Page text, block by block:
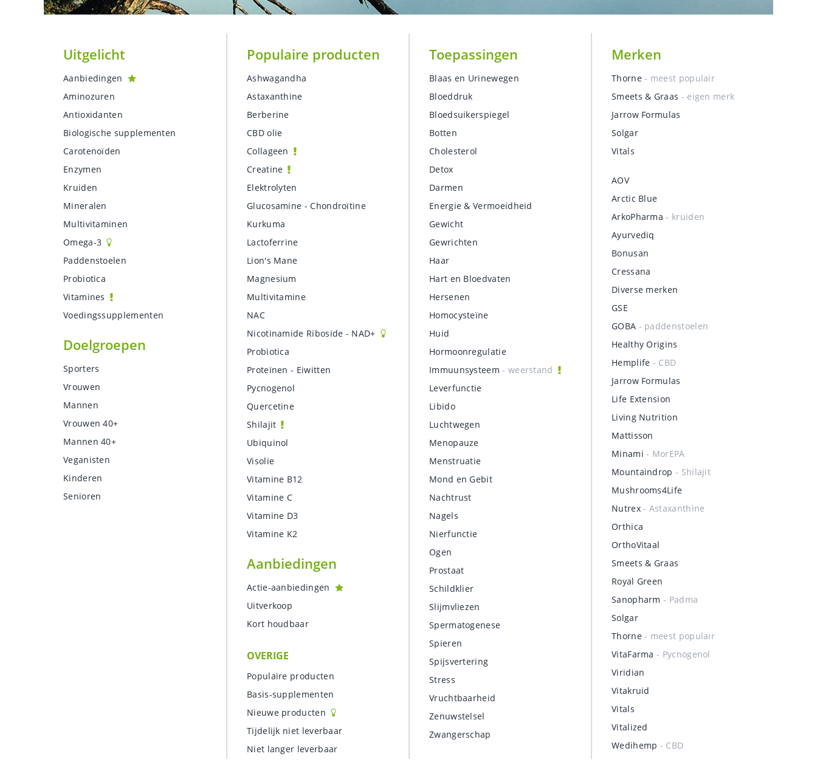
Uitgelicht
Aanbiedingen
Aminozuren
Antioxidanten
Biologische supplementen
Carotenoïden
Enzymen
Kruiden
Mineralen
Multivitaminen
Omega-3
Paddenstoelen
Probiotica
Vitamines
Voedingssupplementen
Doelgroepen
Sporters
Vrouwen
Mannen
Vrouwen 40+
Mannen 40+
Veganisten
Kinderen
Senioren
Populaire producten
Ashwagandha
Astaxanthine
Berberine
CBD olie
Collageen
Creatine
Elektrolyten
Glucosamine - Chondroïtine
Kurkuma
Lactoferrine
Lion's Mane
Magnesium
Multivitamine
NAC
Nicotinamide Riboside - NAD+
Probiotica
Proteïnen - Eiwitten
Pycnogenol
Quercetine
Shilajit
Ubiquinol
Visolie
Vitamine B12
Vitamine C
Vitamine D3
Vitamine K2
Aanbiedingen
Actie-aanbiedingen
Uitverkoop
Kort houdbaar
OVERIGE
Populaire producten
Basis-supplementen
Nieuwe producten
Tijdelijk niet leverbaar
Niet langer leverbaar
Toepassingen
Blaas en Urinewegen
Bloeddruk
Bloedsuikerspiegel
Botten
Cholesterol
Detox
Darmen
Energie & Vermoeidheid
Gewicht
Gewrichten
Haar
Hart en Bloedvaten
Hersenen
Homocysteïne
Huid
Hormoonregulatie
Immuunsysteem - weerstand
Leverfunctie
Libido
Luchtwegen
Menopauze
Menstruatie
Mond en Gebit
Nachtrust
Nagels
Nierfunctie
Ogen
Prostaat
Schildklier
Slijmvliezen
Spermatogenese
Spieren
Spijsvertering
Stress
Vruchtbaarheid
Zenuwstelsel
Zwangerschap
Merken
Thorne- meest populair
Smeets & Graas - eigen merk
Jarrow Formulas
Solgar
Vitals
AOV
Arctic Blue
ArkoPharma - kruiden
Ayurvediq
Bonusan
Cressana
Diverse merken
GSE
GOBA - paddenstoelen
Healthy Origins
Hemplife - CBD
Jarrow Formulas
Life Extension
Living Nutrition
Mattisson
Minami - MorEPA
Mountaindrop - Shilajit
Mushrooms4Life
Nutrex- Astaxanthine
Orthica
OrthoVitaal
Smeets & Graas
Royal Green
Sanopharm - Padma
Solgar
Thorne- meest populair
VitaFarma - Pycnogenol
Viridian
Vitakruid
Vitals
Vitalized
Wedihemp - CBD